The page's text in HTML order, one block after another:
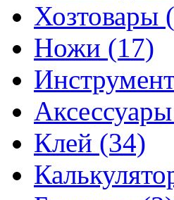
Хозтовары
Ножи (17)
Аксессуары
Клей (34)